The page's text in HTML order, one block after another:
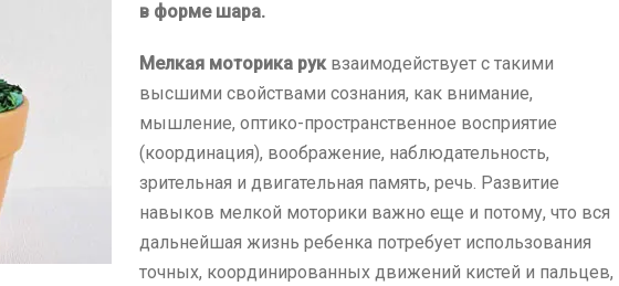
в форме шара.
Мелкая моторика руквзаимодействует с такими
высшими свойствами сознания, как внимание,
мышление, оптико-пространственное восприятие
(координация), воображение, наблюдательность,
зрительная и двигательная память, речь. Развитие
навыков мелкой моторики важно еще и потому, что вся
дальнейшая жизнь ребенка потребует использования
точных, координированных движений кистей и пальцев,